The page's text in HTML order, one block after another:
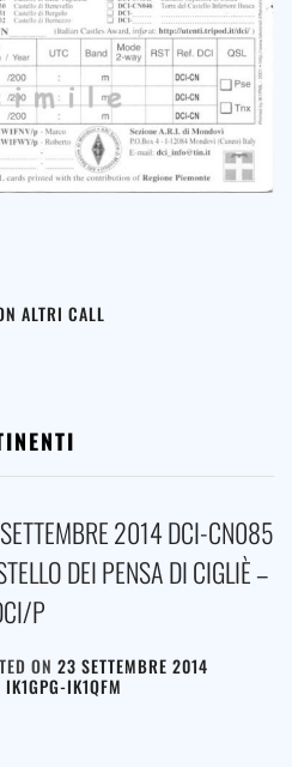
ALTRI CALL
2014 DCI-CN085
DEI PENSA DI CIGLIÈ –
P
ON 23 SETTEMBRE 2014
IK1GPG-IK1QFM